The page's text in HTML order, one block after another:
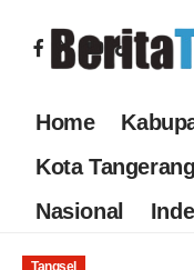
Home
Kota Tangerang
Nasional
Tangsel